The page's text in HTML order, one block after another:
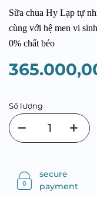
Sữa chua Hy Lạp tự
cùng với hệ men vi
0% chất béo
Số lượng
secure
payment